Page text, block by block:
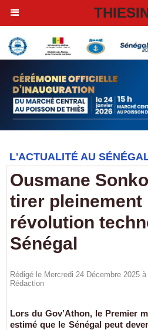
L'ACTUALITÉ AU
Ousmane
tirer pleinement
révolution
Sénégal
Rédigé le Mercredi 24 Décembre 2025
Rédaction
Lors du Gov’Athon, le Premier
estimé que le Sénégal peut